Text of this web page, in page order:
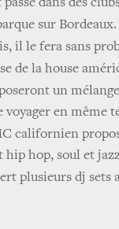
dans des
sur
il le fera sans
de la house
un
en même
californien
hop, soul et
plusieurs dj sets